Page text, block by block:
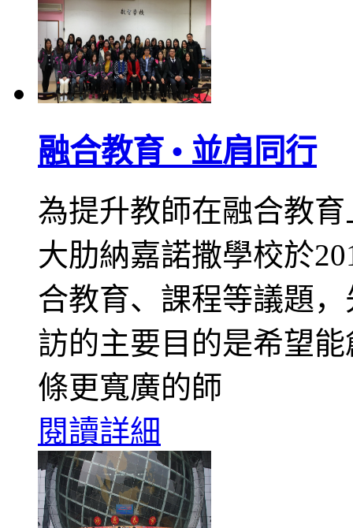
融合教育 • 並肩同行
為提升教師在融合教
大肋納嘉諾撒學校於
合教育、課程等議題
訪的主要目的是希望
條更寬廣的師
閱讀詳細